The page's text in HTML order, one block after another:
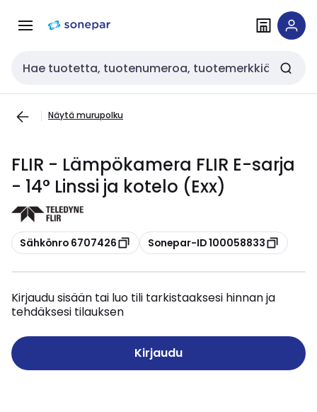
navigointiinsisältöön
Haku
Näytä murupolku
FLIR - Lämpökamera FLIR E-sarja
- 14° Linssi ja kotelo (Exx)
Kopioi
Sähkönro 6707426 Kopioi
Sonepar-ID 100058833
Kirjaudu sisään tai luo tili tarkistaaksesi hinnan ja
tehdäksesi tilauksen
Kirjaudu